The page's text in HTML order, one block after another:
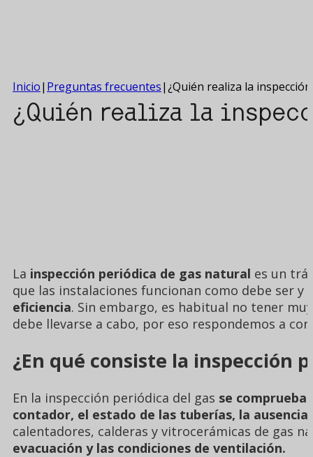
Inicio| Preguntas frecuentes|¿Quién realiza la
¿Quién realiza la
La inspección periódica de gas natural es un
que las instalaciones funcionan como debe ser
eficiencia. Sin embargo, es habitual no tener
debe llevarse a cabo, por eso respondemos a
¿En qué consiste la inspección
En la inspección periódica del gas se
contador, el estado de las tuberías, la
calentadores, calderas y vitrocerámicas de gas
evacuación y las condiciones de ventilación.